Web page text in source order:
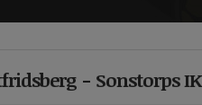
- Sonstorps IK